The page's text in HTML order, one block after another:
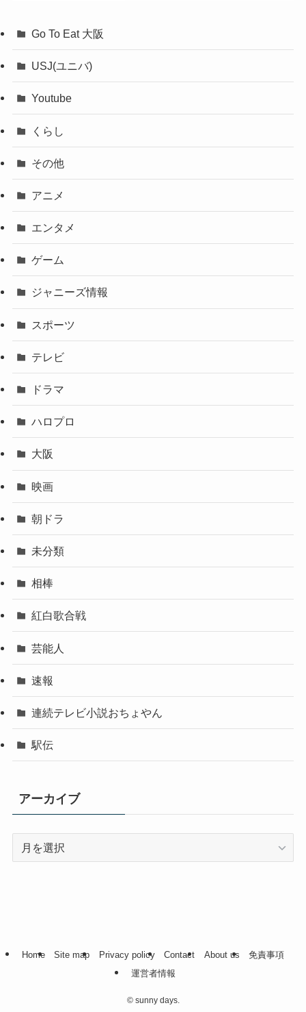
Go To Eat 大阪
USJ(ユニバ)
Youtube
くらし
その他
アニメ
エンタメ
ゲーム
ジャニーズ情報
スポーツ
テレビ
ドラマ
ハロプロ
大阪
映画
朝ドラ
未分類
相棒
紅白歌合戦
芸能人
速報
連続テレビ小説おちょやん
駅伝
アーカイブ
Home Site map Privacy policy Contact About us
免責事項
運営者情報
©sunny days.